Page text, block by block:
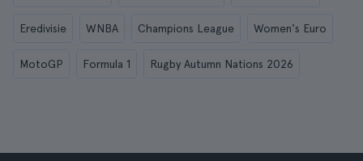
Eredivisie WNBA Champions League Women's Euro
MotoGP Formula 1 Rugby Autumn Nations 2026